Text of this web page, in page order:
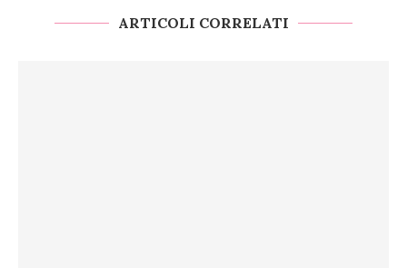
ARTICOLI CORRELATI